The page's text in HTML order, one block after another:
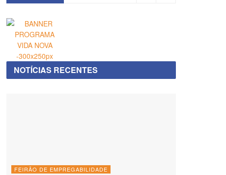
NOTÍCIAS RECENTES
FEIRÃO DE EMPREGABILIDADE